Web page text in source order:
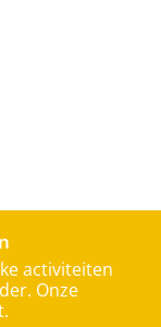
activiteiten
Onze